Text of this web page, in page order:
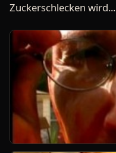
Zuckerschlecken wird...